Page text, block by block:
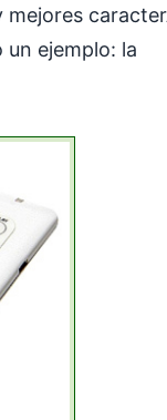
mejores
ejemplo: la